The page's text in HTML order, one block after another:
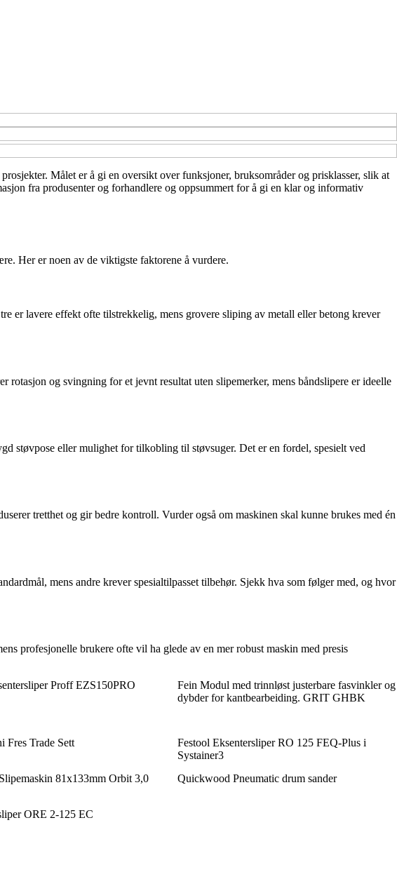
Målet er å gi en oversikt over funksjoner, bruksområder og prisklasser, slik at
fra produsenter og forhandlere og oppsummert for å gi en klar og informativ
Her er noen av de viktigste faktorene å vurdere.
er lavere effekt ofte tilstrekkelig, mens grovere sliping av metall eller betong krever
og svingning for et jevnt resultat uten slipemerker, mens båndslipere er ideelle
støvpose eller mulighet for tilkobling til støvsuger. Det er en fordel, spesielt ved
tretthet og gir bedre kontroll. Vurder også om maskinen skal kunne brukes med én
mens andre krever spesialtilpasset tilbehør. Sjekk hva som følger med, og hvor
profesjonelle brukere ofte vil ha glede av en mer robust maskin med presis
Proff EZS150PRO
Fein Modul med trinnløst justerbare fasvinkler og
dybder for kantbearbeiding. GRIT GHBK
Fres Trade Sett
Festool Eksentersliper RO 125 FEQ-Plus i
Systainer3
81x133mm Orbit 3,0
Quickwood Pneumatic drum sander
ORE 2-125 EC